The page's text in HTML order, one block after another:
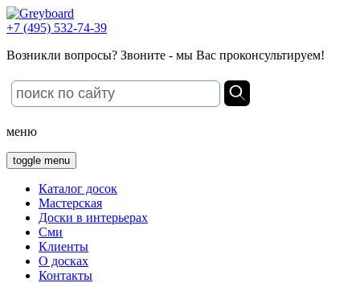
+7 (495) 532-74-39
Возникли вопросы? Звоните - мы Вас проконсультируем!
меню
toggle menu
Каталог досок
Мастерская
Доски в интерьерах
Сми
Клиенты
О досках
Контакты